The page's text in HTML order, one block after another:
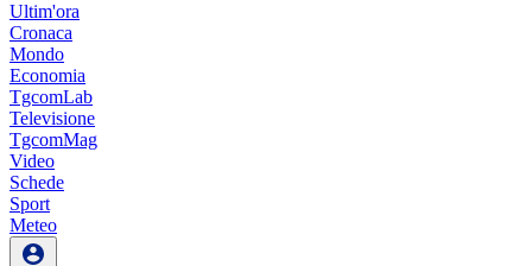
Ultim'ora
Cronaca
Mondo
Economia
TgcomLab
Televisione
TgcomMag
Video
Schede
Sport
Meteo